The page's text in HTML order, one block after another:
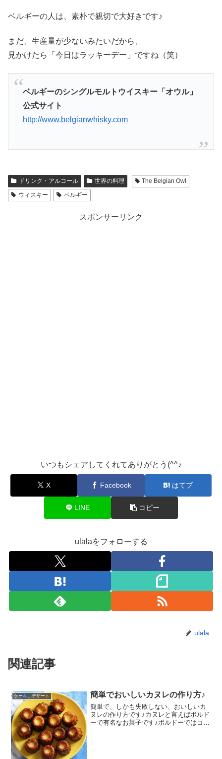
ベルギーの人は、素朴で親切で大好きです♪
まだ、生産量が少ないみたいだから、
見かけたら「今日はラッキーデー」ですね（笑）
ベルギーのシングルモルトウイスキー「オウル」
公式サイト
http://www.belgianwhisky.com
ドリンク・アルコール 世界の料理
The Belgian Owl
ウィスキー
ベルギー
スポンサーリンク
いつもシェアしてくれてありがとう(^^♪
X Facebook はてブ
LINE コピー
ulalaをフォローする
ulala
関連記事
ケーキ、デザート 簡単でおいしいカヌレの作り方♪
簡単で、しかも失敗しない、おいしいカ
ヌレの作り方です♪カヌレと言えばボルド
ーで有名なお菓子です♪ボルドーではコー